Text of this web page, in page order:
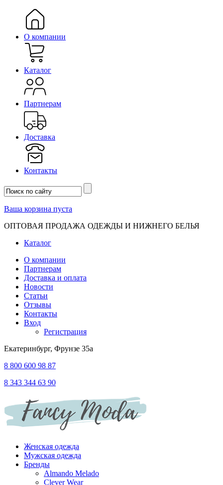
О компании
Каталог
Партнерам
Доставка
Контакты
Ваша корзина пуста
ОПТОВАЯ ПРОДАЖА ОДЕЖДЫ И НИЖНЕГО БЕЛЬЯ
Каталог
О компании
Партнерам
Доставка и оплата
Новости
Статьи
Отзывы
Контакты
Вход
Регистрация
Екатеринбург, Фрунзе 35а
8 800 600 98 87
8 343 344 63 90
Женская одежда
Мужская одежда
Бренды
Almando Melado
Clever Wear